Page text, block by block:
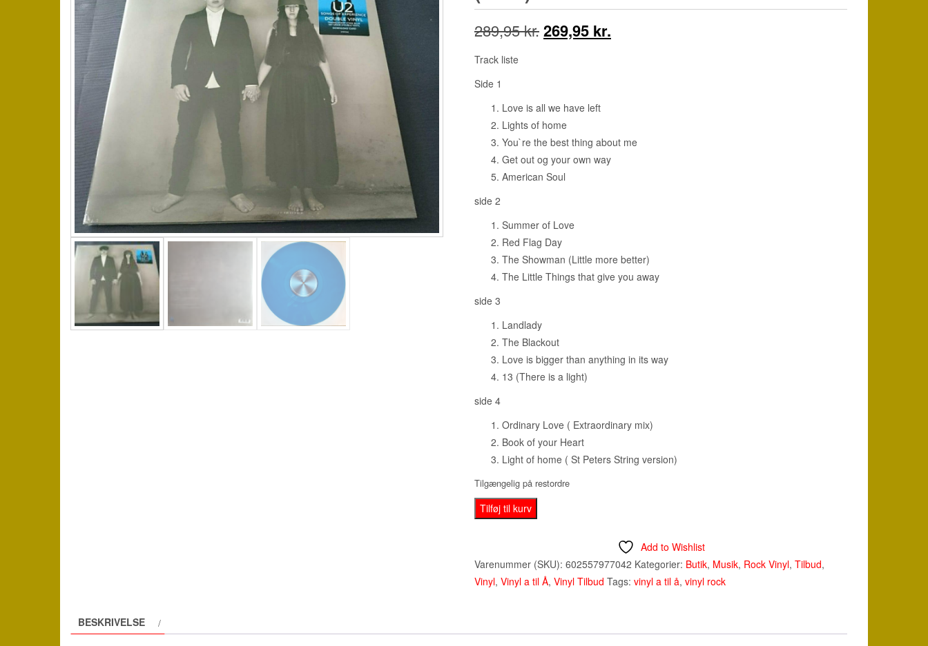
289,95kr.Den
var:
289,95 kr..
269,95 kr.
269,95 kr..
Track liste
Side 1
Love is all we have left
Lights of home
You`re the best thing about me
Get out og your own way
American Soul
side 2
Summer of Love
Red Flag Day
The Showman (Little more better)
The Little Things that give you away
side 3
Landlady
The Blackout
Love is bigger than anything in its way
13 (There is a light)
side 4
Ordinary Love ( Extraordinary mix)
Book of your Heart
Light of home ( St Peters String version)
Tilgængelig på restordre
U2
‎–
Of
Experience
Tilføj til kurv
Add to Wishlist
Varenummer (SKU): 602557977042 Kategorier: Butik, Musik, Rock Vinyl, Tilbud,
Vinyl, Vinyl a til Å, Vinyl Tilbud Tags: vinyl a til å, vinyl rock
BESKRIVELSE